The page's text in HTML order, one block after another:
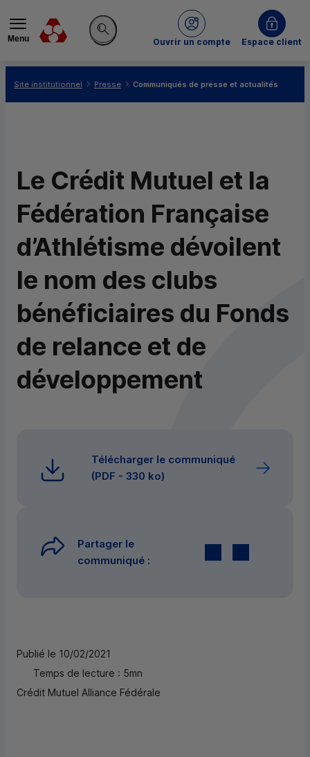
Menu
Rechercher sur le site
Ouvrir un compte
du Crédit MutuelEspace client
Site institutionnel Presse Communiqués de presse et actualités
Le Crédit Mutuel et la
Fédération Française
d’Athlétisme dévoilent
le nom des clubs
bénéficiaires du Fonds
de relance et de
développement
Télécharger le communiqué
(PDF - 330 ko)
Partager le
communiqué :
Publié le 10/02/2021
Temps de lecture : 5mn
Crédit Mutuel Alliance Fédérale